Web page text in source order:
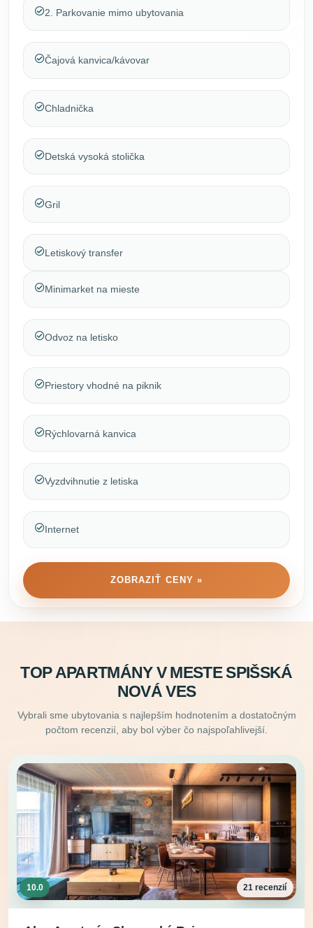
2. Parkovanie mimo ubytovania
Čajová kanvica/kávovar
Chladnička
Detská vysoká stolička
Gril
Letiskový transfer
Minimarket na mieste
Odvoz na letisko
Priestory vhodné na piknik
Rýchlovarná kanvica
Vyzdvihnutie z letiska
Internet
ZOBRAZIŤ CENY »
TOP APARTMÁNY V MESTE SPIŠSKÁ
NOVÁ VES
Vybrali sme ubytovania s najlepším hodnotením a dostatočným
počtom recenzií, aby bol výber čo najspoľahlivejší.
10.0 21 recenzií